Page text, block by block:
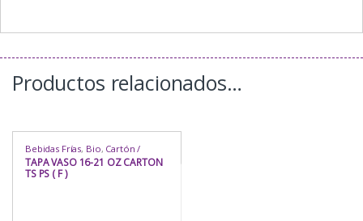
Productos relacionados…
Bebidas Frías, Bio, Cartón /
Papel ,Cartón / Papel,Comida
Rápida,Delivery,Heladería /
Juguería,Hogar
TAPA VASO 16-21 OZ CARTON
TS PS ( F )